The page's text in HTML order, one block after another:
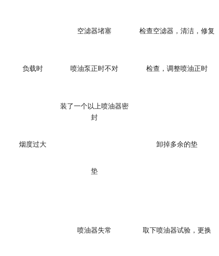
空滤器堵塞 检查空滤器，清洁，修复
负载时 喷油泵正时不对 检查，调整喷油正时
装了一个以上喷油器密
封
烟度过大 卸掉多余的垫
垫
喷油器失常 取下喷油器试验，更换